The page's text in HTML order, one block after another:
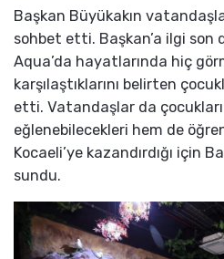
Başkan Büyükakın
sohbet etti. Başkan’a ilgi son
Aqua’da hayatlarında hiç
karşılaştıklarını belirten
etti. Vatandaşlar da
eğlenebilecekleri hem de
Kocaeli’ye kazandırdığı için
sundu.